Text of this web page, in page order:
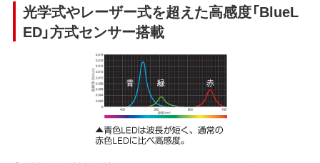
光学式やレーザー式を超えた高感度「BlueL
ED」方式センサー搭載